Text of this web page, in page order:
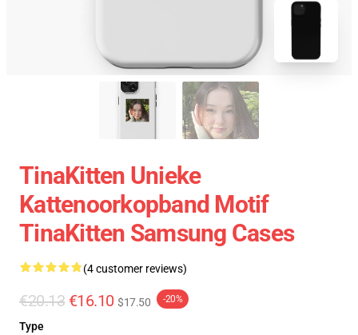
TinaKitten Unieke
Kattenoorkopband Motif
TinaKitten Samsung Cases
(4 customer reviews)
€20.13 €16.10 $17.50 -20%
Type